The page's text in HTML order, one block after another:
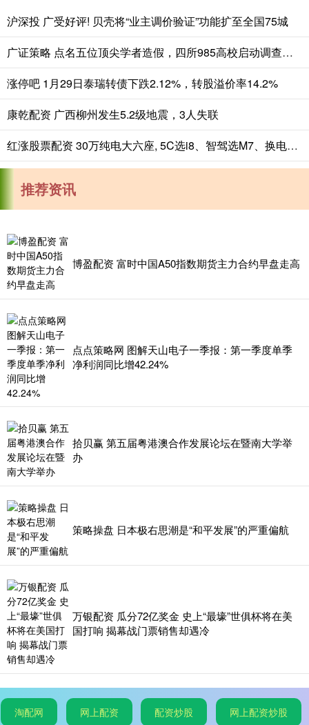
沪深投 广受好评! 贝壳将“业主调价验证”功能扩至全国75城
广证策略 点名五位顶尖学者造假，四所985高校启动调查，退学博士掀起风暴
涨停吧 1月29日泰瑞转债下跌2.12%，转股溢价率14.2%
康乾配资 广西柳州发生5.2级地震，3人失联
红涨股票配资 30万纯电大六座, 5C选i8、智驾选M7、换电选L90、闪充选唐L
推荐资讯
博盈配资 富时中国A50指数期货主力合约早盘走高
点点策略网 图解天山电子一季报：第一季度单季
净利润同比增42.24%
拾贝赢 第五届粤港澳合作发展论坛在暨南大学举
办
策略操盘 日本极右思潮是“和平发展”的严重偏航
万银配资 瓜分72亿奖金 史上“最壕”世俱杯将在美
国打响 揭幕战门票销售却遇冷
淘配网 网上配资 配资炒股 网上配资炒股